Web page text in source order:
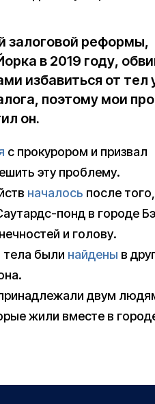
залоговой реформы,
в 2019 году,
избавиться от тел
поэтому мои
он.
с прокурором и призвал
эту проблему.
началось после
понд в городе
и голову.
тела были найдены в
двум
жили вместе в